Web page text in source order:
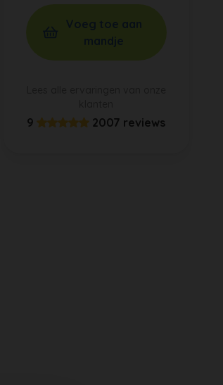
9 2007 reviews